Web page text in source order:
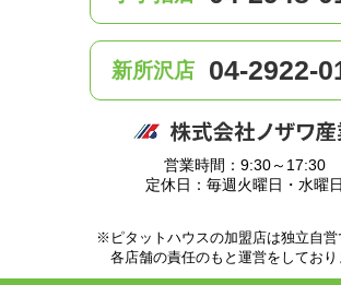
新所沢店 04-2922-
営業時間：9:30～17:30
定休日：毎週火曜日・水曜日
※ピタットハウスの加盟店は独立自営
各店舗の責任のもと運営をしており